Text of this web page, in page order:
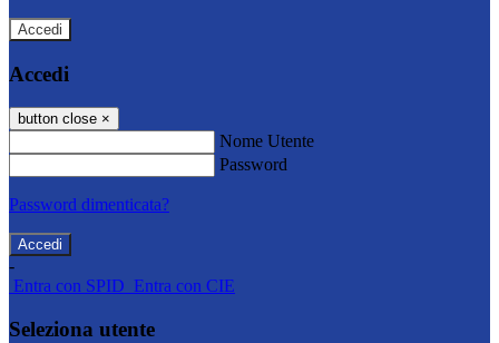
Accedi
Accedi
button close ×
Nome Utente
Password
Password dimenticata?
-
Entra con SPID Entra con CIE
Seleziona utente